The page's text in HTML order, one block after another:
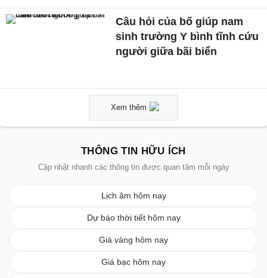
Câu hỏi của bố giúp nam
sinh trường Y bình tĩnh cứu
người giữa bãi biển
Xem thêm
THÔNG TIN HỮU ÍCH
Cập nhật nhanh các thông tin được quan tâm mỗi ngày
Lịch âm hôm nay
Dự báo thời tiết hôm nay
Giá vàng hôm nay
Giá bạc hôm nay